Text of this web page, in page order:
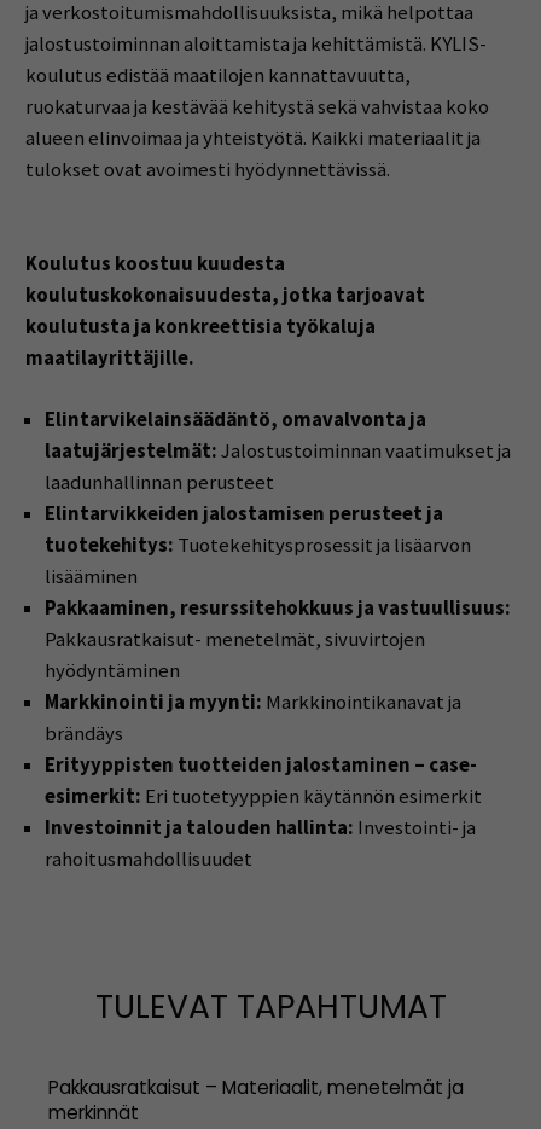
ja verkostoitumismahdollisuuksista, mikä helpottaa
jalostustoiminnan aloittamista ja kehittämistä. KYLIS-
koulutus edistää maatilojen kannattavuutta,
ruokaturvaa ja kestävää kehitystä sekä vahvistaa koko
alueen elinvoimaa ja yhteistyötä. Kaikki materiaalit ja
tulokset ovat avoimesti hyödynnettävissä.
Koulutus koostuu kuudesta
koulutuskokonaisuudesta, jotka tarjoavat
koulutusta ja konkreettisia työkaluja
maatilayrittäjille.
Elintarvikelainsäädäntö, omavalvonta ja
laatujärjestelmät:Jalostustoiminnan vaatimukset ja
laadunhallinnan perusteet
Elintarvikkeiden jalostamisen perusteet ja
tuotekehitys: Tuotekehitysprosessit ja lisäarvon
lisääminen
Pakkaaminen, resurssitehokkuus ja vastuullisuus:
Pakkausratkaisut- menetelmät, sivuvirtojen
hyödyntäminen
Markkinointi ja myynti: Markkinointikanavat ja
brändäys
Erityyppisten tuotteiden jalostaminen – case-
esimerkit: Eri tuotetyyppien käytännön esimerkit
Investoinnit ja talouden hallinta: Investointi- ja
rahoitusmahdollisuudet
TULEVAT TAPAHTUMAT
Pakkausratkaisut – Materiaalit, menetelmät ja
merkinnät